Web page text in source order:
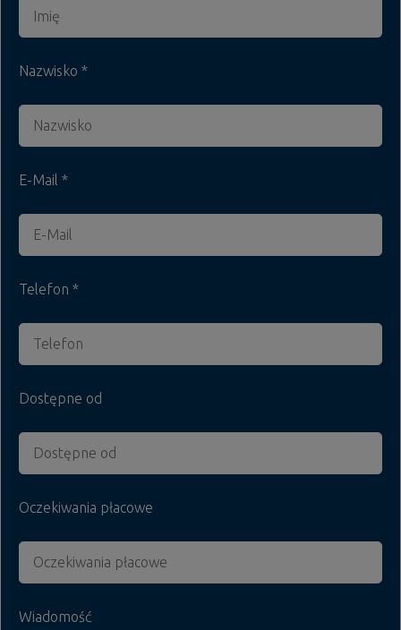
Nazwisko
E-Mail
Telefon
Dostępne od
Oczekiwania płacowe
Wiadomość